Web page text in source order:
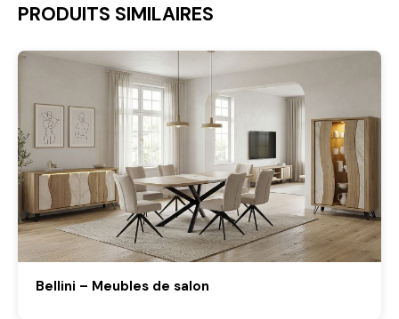
PRODUITS SIMILAIRES
Bellini – Meubles de salon